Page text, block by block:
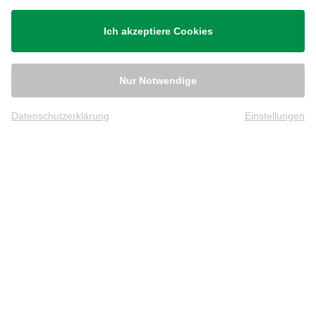
Versand
Ich akzeptiere Cookies
Nur Notwendige
Datenschutzerklärung Einstellungen